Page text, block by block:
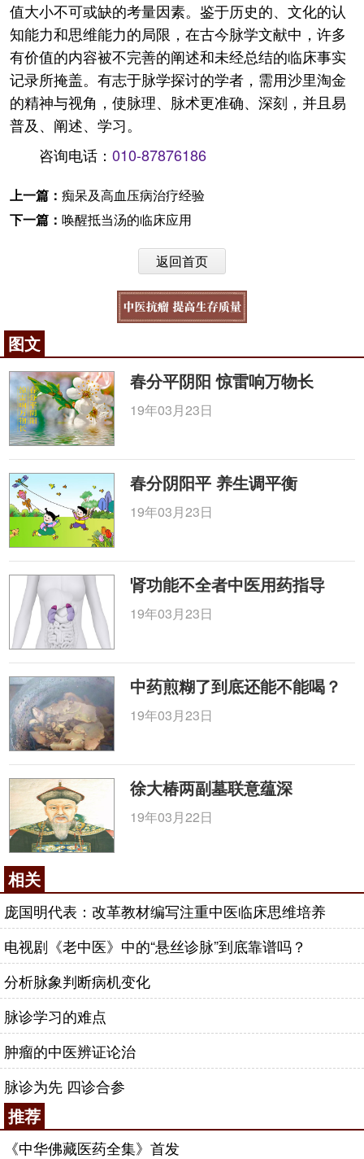
值大小不可或缺的考量因素。鉴于历史的、文化的认
知能力和思维能力的局限，在古今脉学文献中，许多
有价值的内容被不完善的阐述和未经总结的临床事实
记录所掩盖。有志于脉学探讨的学者，需用沙里淘金
的精神与视角，使脉理、脉术更准确、深刻，并且易
普及、阐述、学习。
咨询电话： 010-87876186
上一篇： 痴呆及高血压病治疗经验
下一篇： 唤醒抵当汤的临床应用
返回首页
图文
春分平阴阳 惊雷响万物长
19年03月23日
春分阴阳平 养生调平衡
19年03月23日
肾功能不全者中医用药指导
19年03月23日
中药煎糊了到底还能不能喝？
19年03月23日
徐大椿两副墓联意蕴深
19年03月22日
相关
庞国明代表：改革教材编写注重中医临床思维培养
电视剧《老中医》中的“悬丝诊脉”到底靠谱吗？
分析脉象判断病机变化
脉诊学习的难点
肿瘤的中医辨证论治
脉诊为先 四诊合参
推荐
《中华佛藏医药全集》首发